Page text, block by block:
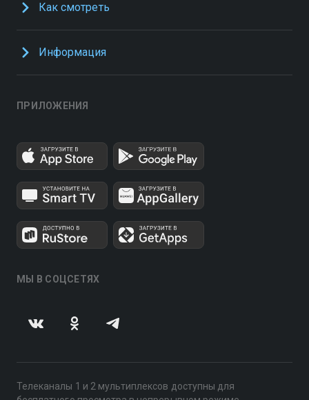
Как смотреть
Информация
ПРИЛОЖЕНИЯ
МЫ В СОЦСЕТЯХ
Телеканалы 1 и 2 мультиплексов доступны для